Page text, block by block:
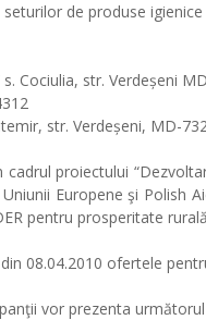
de produse
Cociulia, str. Verdeșeni
str. Verdeșeni, MD-
proiectului
Europene şi Polish
pentru prosperitate
08.04.2010 ofertele
vor prezenta